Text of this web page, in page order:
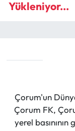
Yükleniyor...
Çorum'un
Çorum FK,
yerel